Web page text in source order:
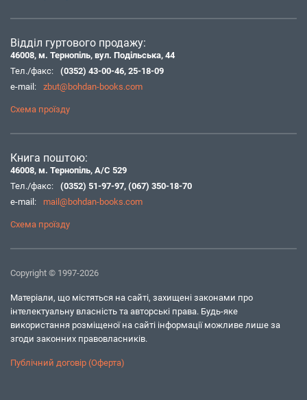
Відділ гуртового продажу:
46008, м. Тернопіль, вул. Подільська, 44
Тел./факс:
(0352) 43-00-46, 25-18-09
e-mail:
zbut@bohdan-books.com
Схема проїзду
Книга поштою:
46008, м. Тернопіль, А/С 529
Тел./факс:
(0352) 51-97-97, (067) 350-18-70
e-mail:
mail@bohdan-books.com
Схема проїзду
Copyright © 1997-2026
Матеріали, що містяться на сайті, захищені законами про
інтелектуальну власність та авторські права. Будь-яке
використання розміщеної на сайті інформації можливе лише за
згоди законних правовласників.
Публічний договір (Оферта)